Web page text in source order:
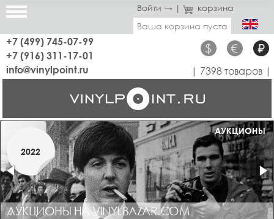
Войти → |
корзина
Ваша корзина пуста
+7 (499) 745-07-99
+7 (916) 311-17-01
$ € ₽
info@vinylpoint.ru | 7398 товаров |
МАГАЗИН ОТКРЫТ
МАРТ
2019
АУКЦИОНЫ
2022
АУКЦИОНЫ НА VINYLBAZAR.COM